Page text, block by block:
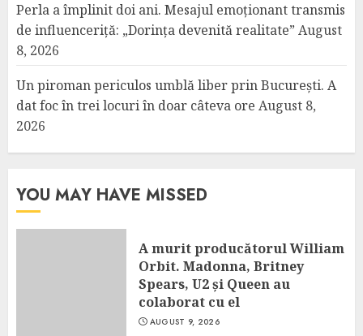
Perla a împlinit doi ani. Mesajul emoționant transmis
de influenceriță: „Dorința devenită realitate” August
8, 2026
Un piroman periculos umblă liber prin București. A
dat foc în trei locuri în doar câteva ore August 8,
2026
YOU MAY HAVE MISSED
A murit producătorul William
Orbit. Madonna, Britney
Spears, U2 și Queen au
colaborat cu el
AUGUST 9, 2026